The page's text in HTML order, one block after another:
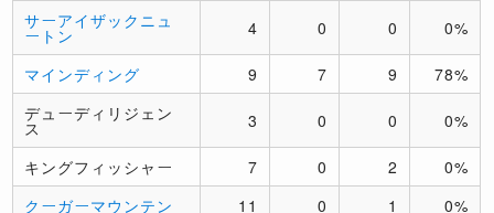
サーアイザックニュ
ートン 4 0 0 0%
マインディング 9 7 9
78%
デューディリジェン
ス 3 0 0 0%
キングフィッシャー 7 0 2
0%
クーガーマウンテン
11 0 1
0%